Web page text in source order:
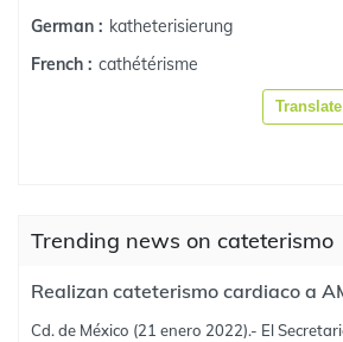
German : katheterisierung
French : cathétérisme
Trending news on cateterismo
Realizan cateterismo cardiaco a
Cd. de México (21 enero 2022).- El